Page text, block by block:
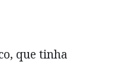
que tinha